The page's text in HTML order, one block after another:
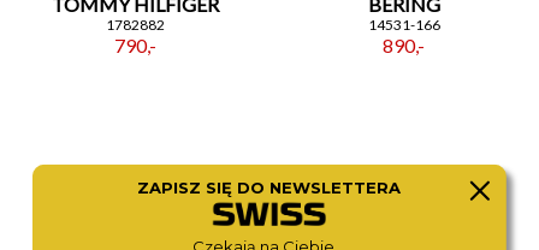
1782882
790,-
14531-166
890,-
ZAPISZ SIĘ DO NEWSLETTERA
Czekają na Ciebie...